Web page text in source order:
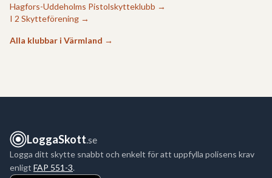
Hagfors-Uddeholms Pistolskytteklubb →
I 2 Skytteförening →
Alla klubbar i Värmland →
LoggaSkott.se
Logga ditt skytte snabbt och enkelt för att uppfylla polisens krav
enligt FAP 551-3.